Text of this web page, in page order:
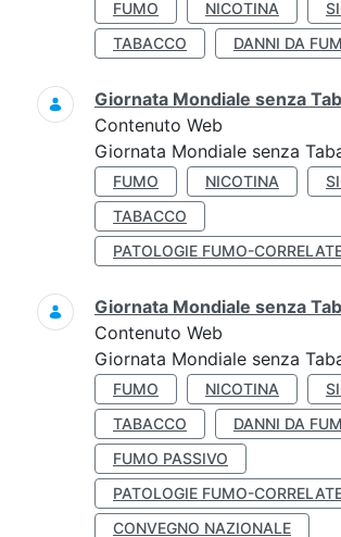
FUMO NICOTINA
TABACCO
DANNI DA
Giornata Mondiale senza
Contenuto Web
Giornata Mondiale senza
FUMO NICOTINA
TABACCO
PATOLOGIE FUMO-
Giornata Mondiale senza
Contenuto Web
Giornata Mondiale senza
FUMO NICOTINA
TABACCO
DANNI DA
FUMO PASSIVO
PATOLOGIE FUMO-
CONVEGNO NAZIONALE